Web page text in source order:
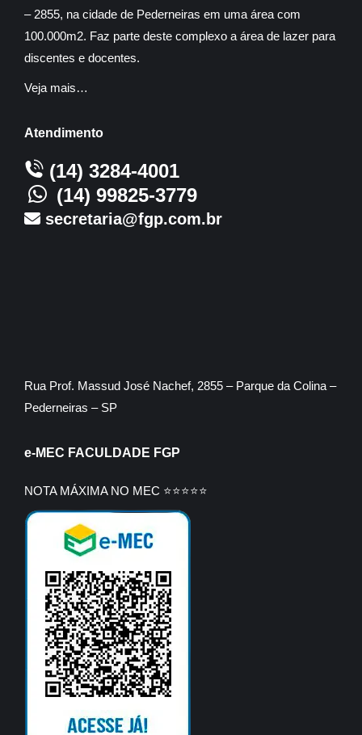
– 2855, na cidade de Pederneiras em uma área com
100.000m2. Faz parte deste complexo a área de lazer para
discentes e docentes.
Veja mais…
Atendimento
(14) 3284-4001
(14) 99825-3779
secretaria@fgp.com.br
Rua Prof. Massud José Nachef, 2855 – Parque da Colina –
Pederneiras – SP
e-MEC FACULDADE FGP
NOTA MÁXIMA NO MEC ⭐⭐⭐⭐⭐